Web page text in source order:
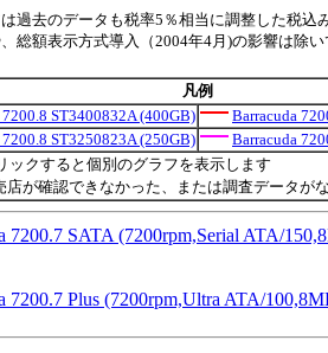
過去のデータも税率5％相当に調整した税込
総額表示方式導入（2004年4月)の影響は除い
凡例
7200.8 ST3400832A (400GB)
Barracuda
7200.8 ST3250823A (250GB)
Barracuda
ックすると個別のグラフを表示します
が確認できなかった、または調査データが
7200.7 SATA (7200rpm,Serial ATA/
7200.7 Plus (7200rpm,Ultra ATA/